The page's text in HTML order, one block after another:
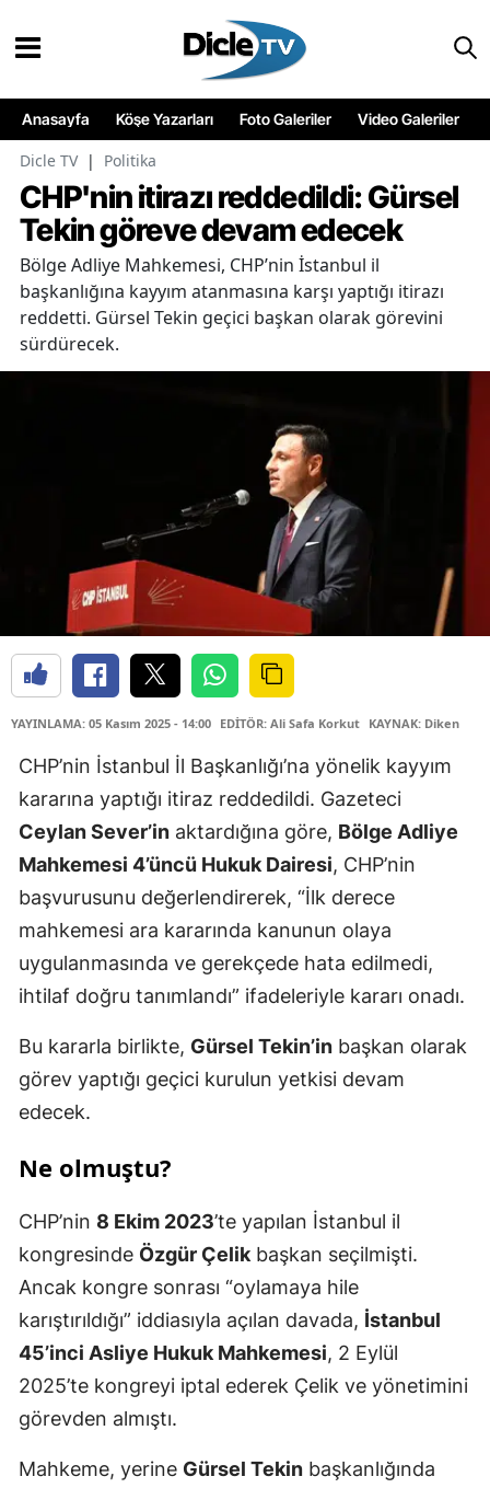
Anasayfa Köşe Yazarları Foto Galeriler Video Galeriler
Dicle TV | Politika
CHP'nin itirazı reddedildi: Gürsel
Tekin göreve devam edecek
Bölge Adliye Mahkemesi, CHP’nin İstanbul il
başkanlığına kayyım atanmasına karşı yaptığı itirazı
reddetti. Gürsel Tekin geçici başkan olarak görevini
sürdürecek.
YAYINLAMA: 05 Kasım 2025 - 14:00 EDİTÖR: Ali Safa Korkut KAYNAK: Diken
CHP’nin İstanbul İl Başkanlığı’na yönelik kayyım
kararına yaptığı itiraz reddedildi. Gazeteci
Ceylan Sever’in aktardığına göre, Bölge Adliye
Mahkemesi 4’üncü Hukuk Dairesi, CHP’nin
başvurusunu değerlendirerek, “İlk derece
mahkemesi ara kararında kanunun olaya
uygulanmasında ve gerekçede hata edilmedi,
ihtilaf doğru tanımlandı” ifadeleriyle kararı onadı.
Bu kararla birlikte, Gürsel Tekin’in başkan olarak
görev yaptığı geçici kurulun yetkisi devam
edecek.
Ne olmuştu?
CHP’nin 8 Ekim 2023’te yapılan İstanbul il
kongresinde Özgür Çelik başkan seçilmişti.
Ancak kongre sonrası “oylamaya hile
karıştırıldığı” iddiasıyla açılan davada, İstanbul
45’inci Asliye Hukuk Mahkemesi, 2 Eylül
2025’te kongreyi iptal ederek Çelik ve yönetimini
görevden almıştı.
Mahkeme, yerine Gürsel Tekin başkanlığında